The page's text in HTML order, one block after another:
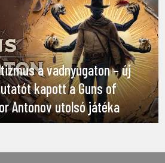
a vadnyugaton – új
kapott a Guns of
Antonov utolsó játéka